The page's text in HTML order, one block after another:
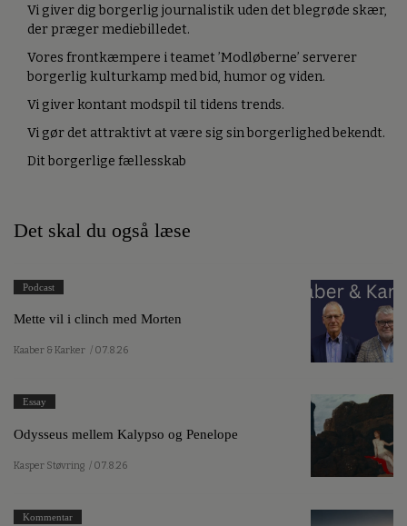
Vi giver dig borgerlig journalistik uden det blegrøde skær,
der præger mediebilledet.
Vores frontkæmpere i teamet ’Modløberne’ serverer
borgerlig kulturkamp med bid, humor og viden.
Vi giver kontant modspil til tidens trends.
Vi gør det attraktivt at være sig sin borgerlighed bekendt.
Dit borgerlige fællesskab
Det skal du også læse
Podcast
Mette vil i clinch med Morten
Kaaber & Karker / 07.8.26
Essay
Odysseus mellem Kalypso og Penelope
Kasper Støvring / 07.8.26
Kommentar